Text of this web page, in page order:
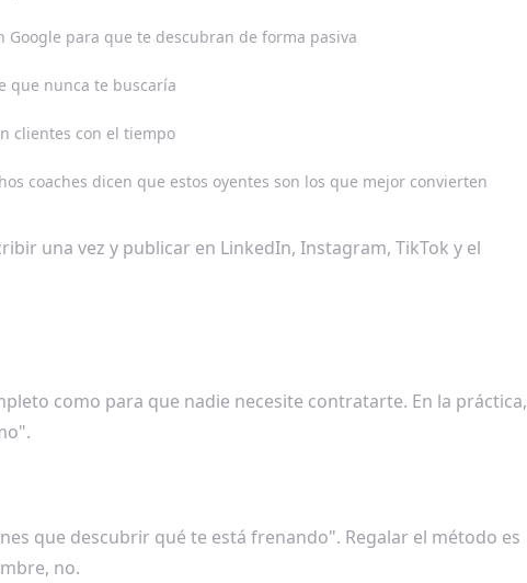
para que te descubran de forma pasiva
que nunca te buscaría
clientes con el tiempo
coaches dicen que estos oyentes son los que mejor convierten
una vez y publicar en LinkedIn, Instagram, TikTok y el
como para que nadie necesite contratarte. En la práctica,
que descubrir qué te está frenando". Regalar el método es
no.